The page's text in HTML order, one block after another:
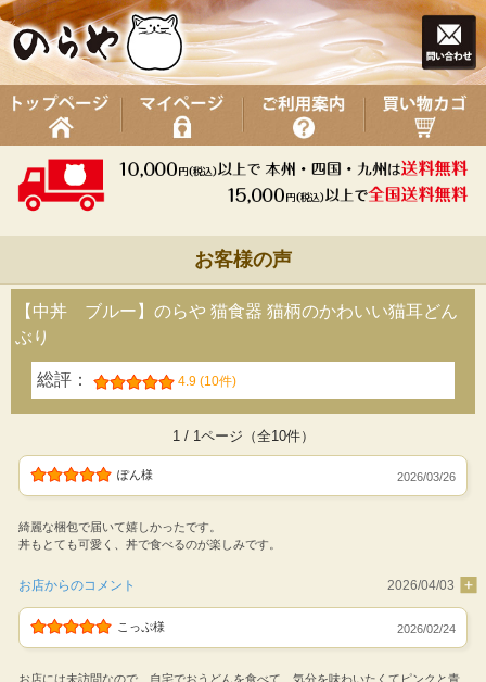
お客様の声
【中丼 ブルー】のらや 猫食器 猫柄のかわいい猫耳どん
ぶり
総評： 4.9 (10件)
1 / 1ページ（全10件）
ぽん様 2026/03/26
綺麗な梱包で届いて嬉しかったです。
丼もとても可愛く、丼で食べるのが楽しみです。
お店からのコメント 2026/04/03
こっぷ様 2026/02/24
お店には未訪問なので、自宅でおうどんを食べて、気分を味わいたくてピンクと青